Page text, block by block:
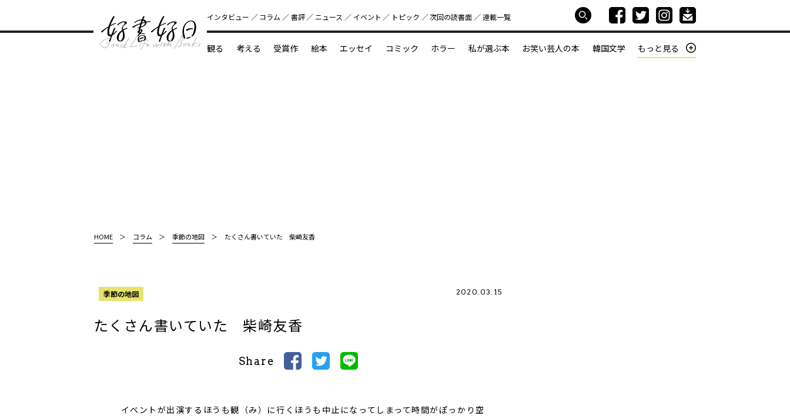
好書好日
インタビュー コラム 書評 ニュース イベント トピック 次回の読書⾯ 連載一覧
観る 考える 受賞作 絵本 エッセイ コミック ホラー 私が選ぶ本 お笑い芸人の本 韓国文学 もっと見る
HOME コラム 季節の地図 たくさん書いていた 柴崎友香
季節の地図 2020.03.15
たくさん書いていた 柴崎友香
Share
イベントが出演するほうも観（み）に行くほうも中止になってしまって時間がぽっかり空